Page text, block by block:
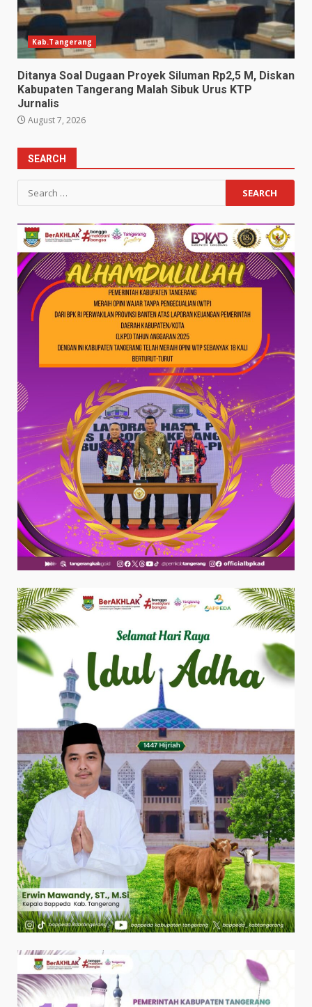
Kab.Tangerang
Ditanya Soal Dugaan Proyek Siluman Rp2,5 M, Diskan
Kabupaten Tangerang Malah Sibuk Urus KTP
Jurnalis
August 7, 2026
SEARCH
Search
for: